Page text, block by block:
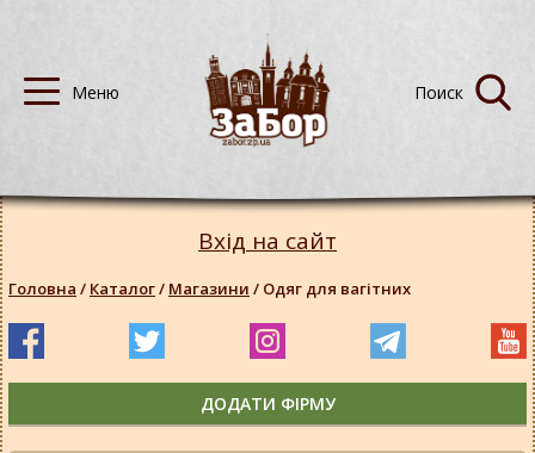
Вхід на сайт
Головна / Каталог/ Магазини / Одяг для вагітних
ДОДАТИ ФІРМУ